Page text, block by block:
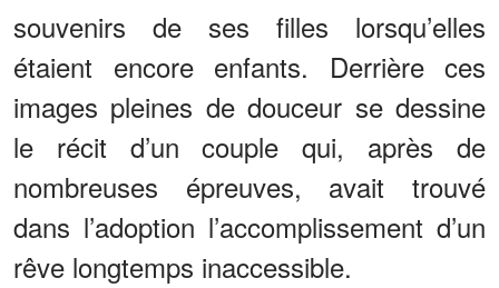
souvenirs de ses filles lorsqu’elles
étaient encore enfants. Derrière ces
images pleines de douceur se dessine
le récit d’un couple qui, après de
nombreuses épreuves, avait trouvé
dans l’adoption l’accomplissement d’un
rêve longtemps inaccessible.